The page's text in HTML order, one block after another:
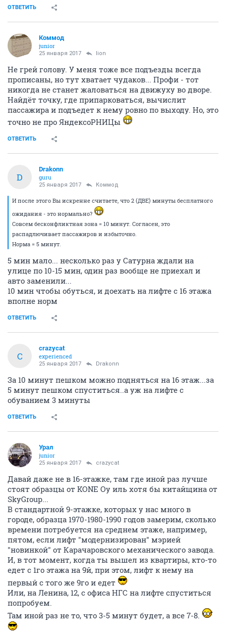
ОТВЕТИТЬ
Коммод
junior
25 января 2017 lion
Не грей голову. У меня тоже все подъезды всегда
прописаны, но тут хватает чудаков... Профи - тот
никогда не станет жаловаться на движуху во дворе.
Найдёт точку, где припарковаться, вычислит
пассажира и подъедет к нему ровно по выходу. Но, это
точно не про ЯндексоРНИЦы
ОТВЕТИТЬ
D
Drakonn
guru
25 января 2017 Коммод
И после этого Вы искренне считаете, что 2 (ДВЕ) минуты бесплатного
ожидания - это нормально?
Совсем бесконфликтная зона = 10 минут. Согласен, это
распадлючивает пассажиров и избыточно.
Норма = 5 минут.
5 мин мало... несколько раз у Сатурна ждали на
улице по 10-15 мин, один раз вообще не приехал и
авто заменили...
10 мин чтобы обуться, и доехать на лифте с 16 этажа
вполне норм
ОТВЕТИТЬ
C
crazycat
experienced
25 января 2017 Drakonn
За 10 минут пешком можно подняться на 16 этаж...за
5 минут пешком спуститься..а уж на лифте с
обуванием 3 минуты
ОТВЕТИТЬ
Урал
junior
25 января 2017 crazycat
Давай даже не в 16-этажке, там где иной раз лучше
стоят образцы от KONE Oy иль хотя бы китайщина от
SkyGroup...
В стандартной 9-этажке, которых у нас много в
городе, образца 1970-1980-1990 годов замерим, сколько
времени потребуется на среднем этаже, например,
пятом, если лифт "модернизирован" мэрией
"новинкой" от Карачаровского механического завода.
И, в тот момент, когда ты вышел из квартиры, кто-то
едет с 1го этажа на 9й, при этом, лифт к нему на
первый с того же 9го и едет
Или, на Ленина, 12, с офиса НГС на лифте спуститься
попробуем.
Там иной раз не то, что 3-5 минут будет, а все 7-8.